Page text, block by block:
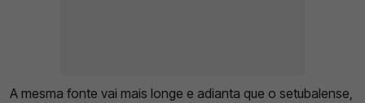
A mesma fonte vai mais longe e adianta que o setubalense,